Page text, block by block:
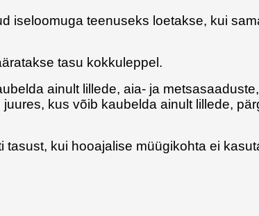
iseloomuga teenuseks loetakse, kui
tasu kokkuleppel.
ainult lillede, aia- ja
kus võib kaubelda ainult lillede,
kui hooajalise müügikohta ei